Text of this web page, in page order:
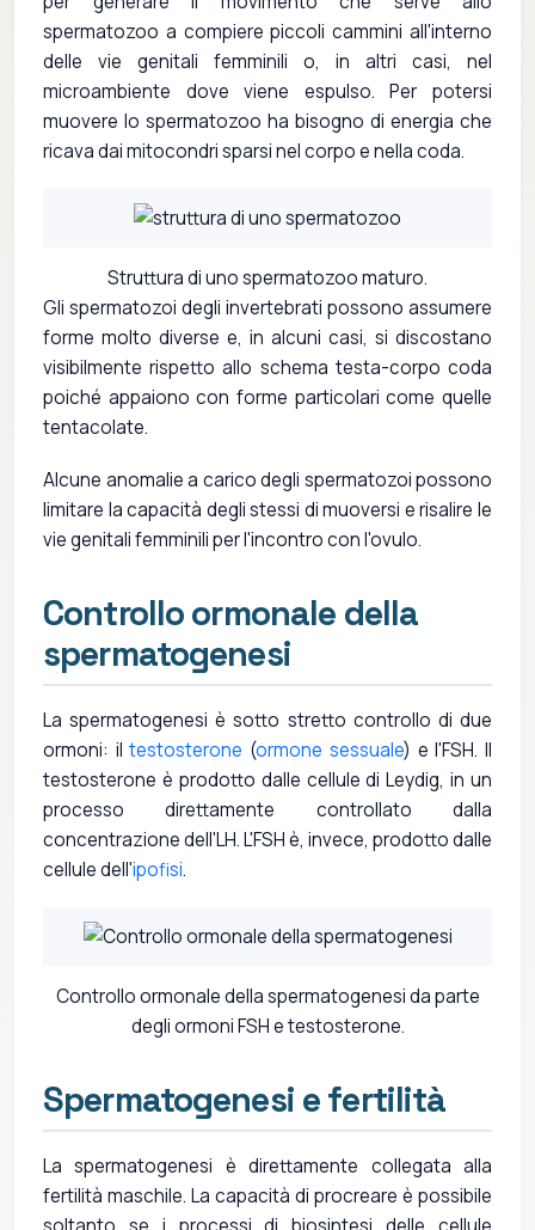
spermatozoo a compiere piccoli cammini all'interno
delle vie genitali femminili o, in altri casi, nel
microambiente dove viene espulso. Per potersi
muovere lo spermatozoo ha bisogno di energia che
ricava dai mitocondri sparsi nel corpo e nella coda.
Struttura di uno spermatozoo maturo.
Gli spermatozoi degli invertebrati possono assumere
forme molto diverse e, in alcuni casi, si discostano
visibilmente rispetto allo schema testa-corpo coda
poiché appaiono con forme particolari come quelle
tentacolate.
Alcune anomalie a carico degli spermatozoi possono
limitare la capacità degli stessi di muoversi e risalire le
vie genitali femminili per l'incontro con l'ovulo.
Controllo ormonale della
spermatogenesi
La spermatogenesi è sotto stretto controllo di due
ormoni: iltestosterone (ormone sessuale) e l'FSH. Il
testosterone è prodotto dalle cellule di Leydig, in un
processo direttamente controllato dalla
concentrazione dell'LH. L'FSH è, invece, prodotto dalle
cellule dell'ipofisi.
Controllo ormonale della spermatogenesi da parte
degli ormoni FSH e testosterone.
Spermatogenesi e fertilità
La spermatogenesi è direttamente collegata alla
fertilità maschile. La capacità di procreare è possibile